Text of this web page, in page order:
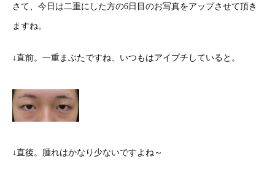
さて、今日は二重にした方の6日目のお写真をアップさせて頂き
ますね。
↓直前。一重まぶたですね、いつもはアイプチしていると。
↓直後。腫れはかなり少ないですよね～